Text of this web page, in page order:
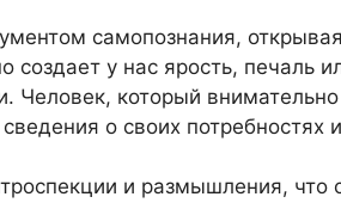
самопознания,
у нас ярость, печаль
Человек, который
о своих потребностях
и размышления, что